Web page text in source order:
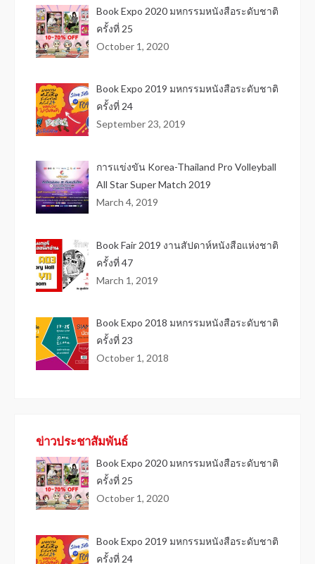
Book Expo 2020 มหกรรมหนังสือระดับชาติ
ครั้งที่ 25
October 1, 2020
Book Expo 2019 มหกรรมหนังสือระดับชาติ
ครั้งที่ 24
September 23, 2019
การแข่งขัน Korea-Thailand Pro Volleyball
All Star Super Match 2019
March 4, 2019
Book Fair 2019 งานสัปดาห์หนังสือแห่งชาติ
ครั้งที่ 47
March 1, 2019
Book Expo 2018 มหกรรมหนังสือระดับชาติ
ครั้งที่ 23
October 1, 2018
ข่าวประชาสัมพันธ์
Book Expo 2020 มหกรรมหนังสือระดับชาติ
ครั้งที่ 25
October 1, 2020
Book Expo 2019 มหกรรมหนังสือระดับชาติ
ครั้งที่ 24